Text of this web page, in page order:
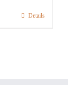
Details